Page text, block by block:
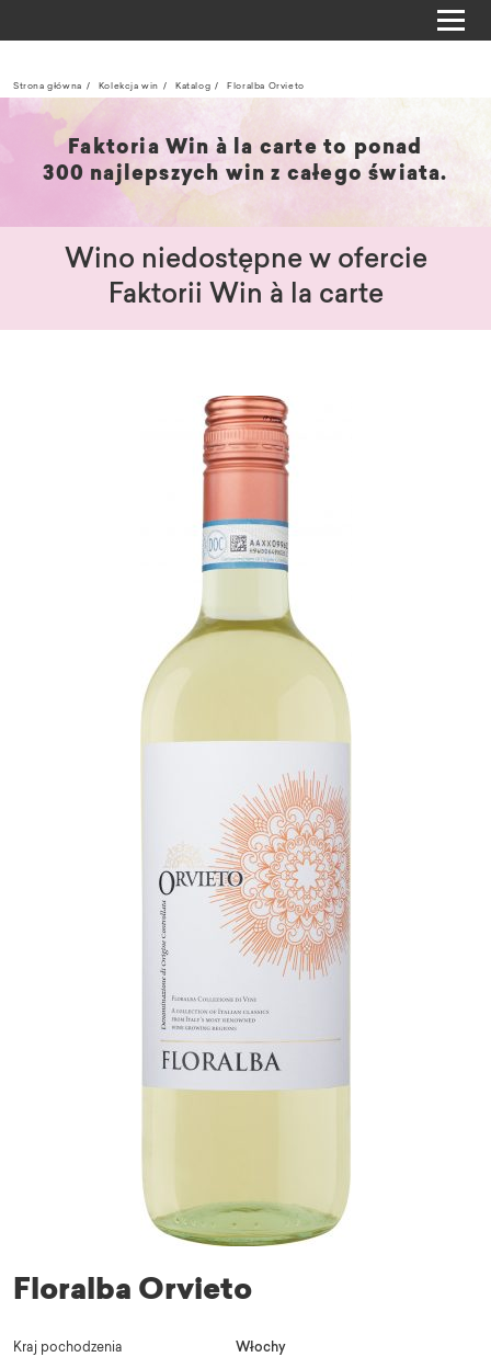
Strona główna Kolekcja win Katalog Floralba Orvieto
Faktoria Win à la carte to ponad
300 najlepszych win z całego świata.
Wino niedostępne w ofercie
Faktorii Win à la carte
Floralba Orvieto
Kraj pochodzenia
Włochy